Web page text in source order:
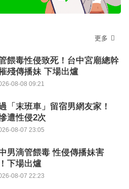
更多
餵毒性侵致死！台中宮廟總幹
殘傳播妹 下場出爐
08-08 09:21
「末班車」留宿男網友家！
遭性侵2次
08-07 23:05
男滴管餵毒 性侵傳播妹害
下場出爐
08-07 22:23